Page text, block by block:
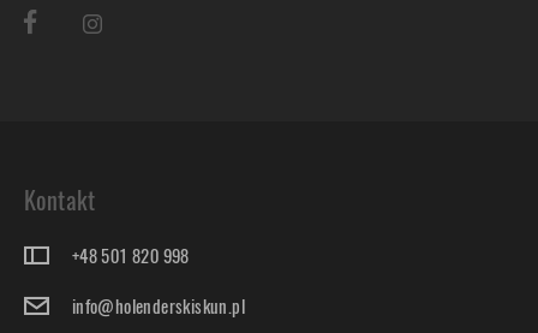
Kontakt
+48 501 820 998
info@holenderskiskun.pl